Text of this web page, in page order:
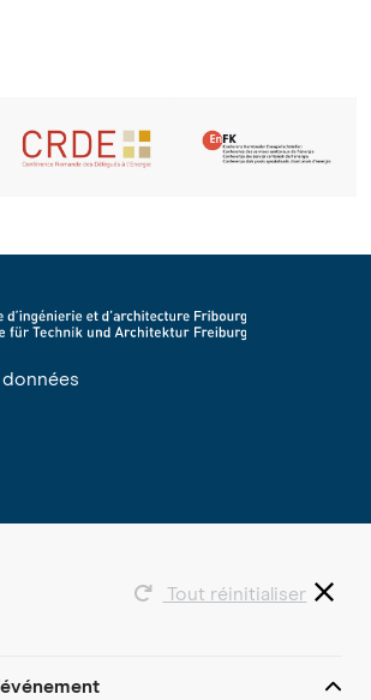
Tout réinitialiser